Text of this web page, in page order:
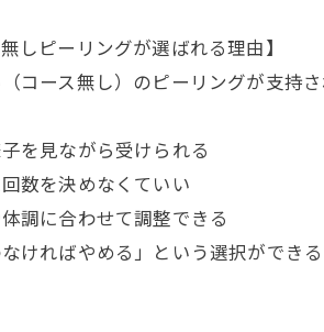
無しピーリングが選ばれる理由】
コース無し）のピーリングが支持
を見ながら受けられる
回数を決めなくていい
体調に合わせて調整できる
なければやめる」という選択ができる